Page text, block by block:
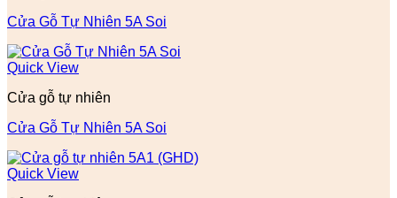
Cửa Gỗ Tự Nhiên 5A Soi
Quick View
Cửa gỗ tự nhiên
Cửa Gỗ Tự Nhiên 5A Soi
Quick View